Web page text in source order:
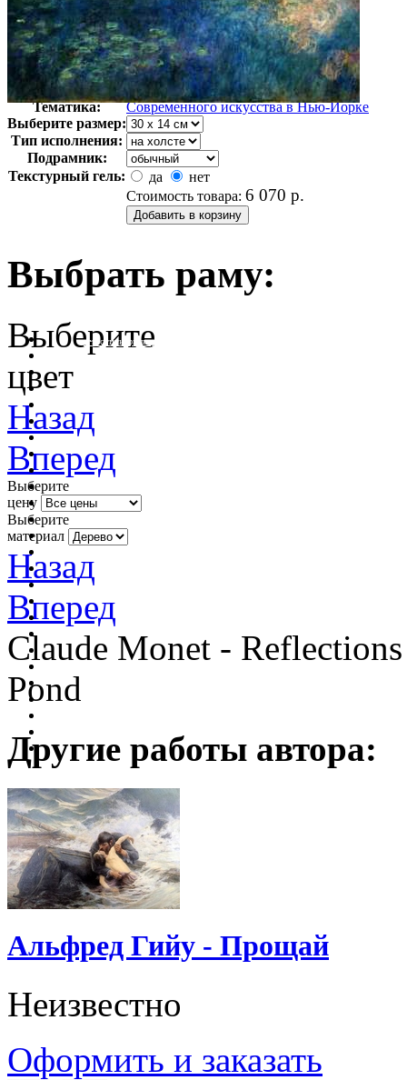
Автор:
Неизвестно
Арт-стиль
Экспрессионизм
Тематика:
Cовременного искусства в Нью-Йорке
Выберите размер:
Тип исполнения:
Подрамник:
Текстурный гель:
да
нет
Стоимость товара: 6 070 р.
Выбрать раму:
очистить фильтр цвета
Выберите
цвет
Назад
Вперед
Выберите
цену
Выберите
материал
Назад
Вперед
Claude Monet -
Pond
Другие работы автора:
Альфред Гийу - Прощай
Неизвестно
Оформить и заказать